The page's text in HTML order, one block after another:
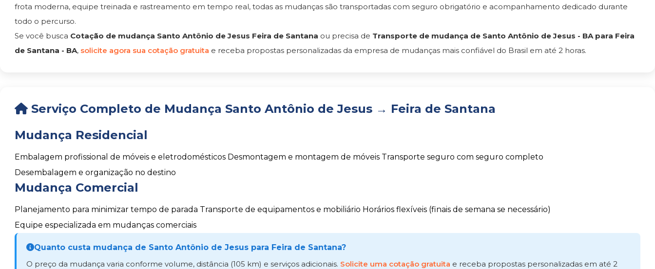
frota moderna, equipe treinada e rastreamento em tempo real, todas as mudanças são transportadas com seguro obrigatório e acompanhamento dedicado durante
todo o percurso.
Se você busca Cotação de mudança Santo Antônio de Jesus Feira de Santana ou precisa de Transporte de mudança de Santo Antônio de Jesus - BA para Feira
de Santana - BA, solicite agora sua cotação gratuita e receba propostas personalizadas da empresa de mudanças mais confiável do Brasil em até 2 horas.
Serviço Completo de Mudança Santo Antônio de Jesus → Feira de Santana
Mudança Residencial
Embalagem profissional de móveis e eletrodomésticos Desmontagem e montagem de móveis Transporte seguro com seguro completo
Desembalagem e organização no destino
Mudança Comercial
Planejamento para minimizar tempo de parada Transporte de equipamentos e mobiliário Horários flexíveis (finais de semana se necessário)
Equipe especializada em mudanças comerciais
Quanto custa mudança de Santo Antônio de Jesus para Feira de Santana?
O preço da mudança varia conforme volume, distância (105 km) e serviços adicionais. Solicite uma cotação gratuita e receba propostas personalizadas em até 2